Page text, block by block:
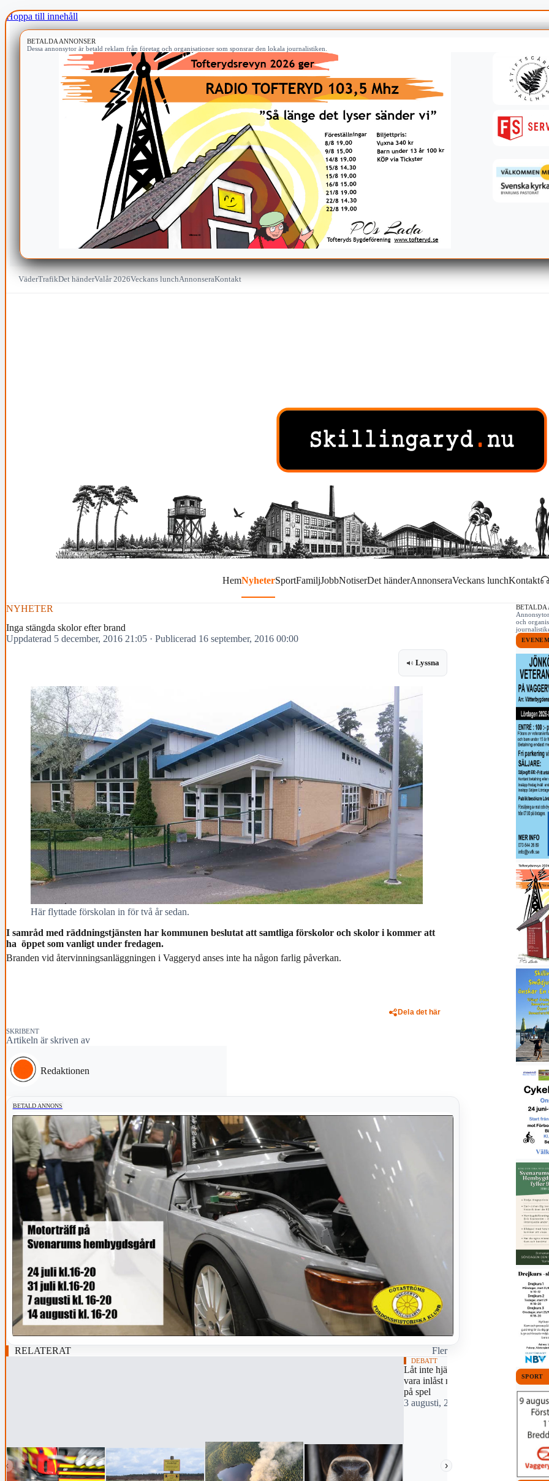
Hoppa till innehåll
BETALDA ANNONSER
Dessa annonsytor är betald reklam från företag och organisationer som sponsrar den lokala journalistiken.
VäderTrafikDet händerValår 2026Veckans lunchAnnonseraKontakt
HemNyheterSportFamiljJobbNotiserDet händerAnnonseraVeckans lunchKontakt
NYHETER
Inga stängda skolor efter brand
Uppdaterad 5 december, 2016 21:05 · Publicerad 16 september, 2016 00:00
Lyssna
Här flyttade förskolan in för två år sedan.
I samråd med räddningstjänsten har kommunen beslutat att samtliga förskolor och skolor i kommer att
ha öppet som vanligt under fredagen.
Branden vid återvinningsanläggningen i Vaggeryd anses inte ha någon farlig påverkan.
Dela det här
SKRIBENT
Artikeln är skriven av
Redaktionen
BETALD ANNONS
RELATERAT Fler
‹ ›
DEBATT
Låt inte hjärtstartaren
vara inlåst när livet står
på spel
3 augusti, 2026 07:18
BETALDA
och
SPORT